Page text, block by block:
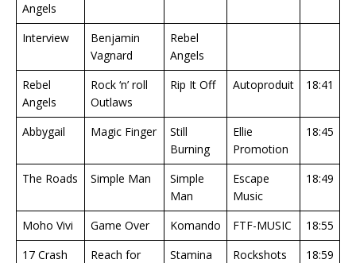
Angels
Interview
Benjamin
Vagnard
Rebel
Angels
Rebel
Angels
Rock ‘n’ roll
Outlaws
Rip It Off Autoproduit 18:41
Abbygail Magic Finger
Still
Burning
Ellie
Promotion
18:45
The Roads Simple Man
Simple
Man
Escape
Music
18:49
Moho Vivi Game Over Komando FTF-MUSIC
18:55
17 Crash
Reach for Stamina Rockshots 18:59